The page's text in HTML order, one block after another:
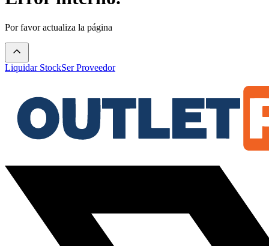
Por favor actualiza la página
Liquidar StockSer Proveedor